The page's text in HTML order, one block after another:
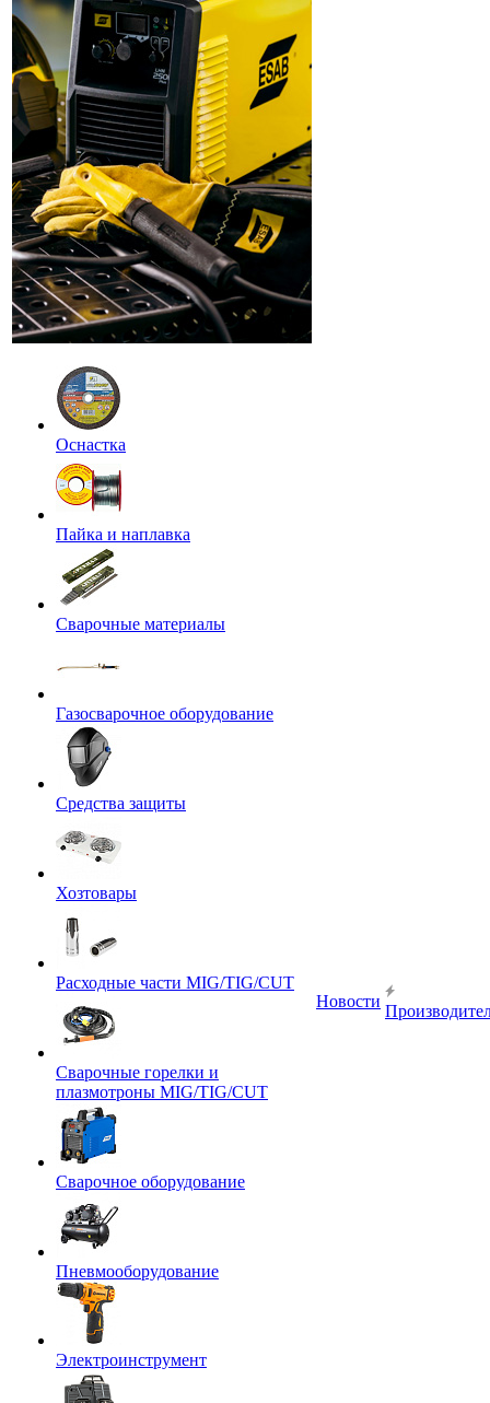
Оснастка
Пайка и наплавка
Сварочные материалы
Газосварочное оборудование
Средства защиты
Хозтовары
Расходные части MIG/TIG/CUT
Сварочные горелки и
плазмотроны MIG/TIG/CUT
Сварочное оборудование
Пневмооборудование
Электроинструмент
Новости